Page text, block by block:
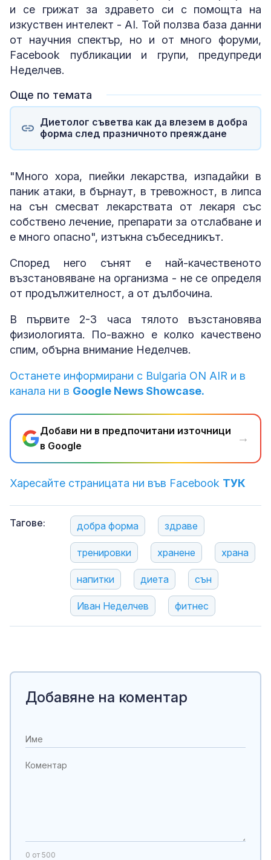
и се грижат за здравето си с помощта на
изкуствен интелект - AI. Той ползва база данни
от научния спектър, но и от много форуми,
Facebook публикации и групи, предупреди
Неделчев.
Още по темата
Диетолог съветва как да влезем в добра
форма след празничното преяждане
"Много хора, пиейки лекарства, изпадайки в
паник атаки, в бърнаут, в тревожност, в липса
на сън смесват лекарствата от лекаря със
собствено лечение, препарати за отслабване и
е много опасно", изтъкна събеседникът.
Според него сънят е най-качественото
възстановяване на организма - не се определя
от продължителност, а от дълбочина.
В първите 2-3 часа тялото възстановява
физиологията. По-важно е колко качествено
спим, обърна внимание Неделчев.
Останете информирани с Bulgaria ON AIR и в
канала ни в Google News Showcase.
Добави ни в предпочитани източници
в Google
→
Харесайте страницата ни във Facebook ТУК
Тагове: добра форма здраве
тренировки хранене храна
напитки диета сън
Иван Неделчев фитнес
Добавяне на коментар
0 от 500